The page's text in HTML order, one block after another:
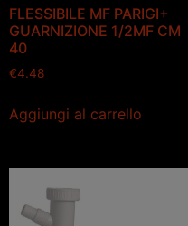
FLESSIBILE MF PARIGI+
GUARNIZIONE 1/2MF CM
40
€4.48
Aggiungi al carrello